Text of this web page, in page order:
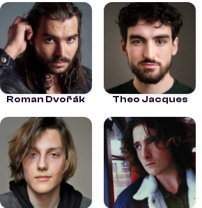
Roman Dvořák Theo Jacques